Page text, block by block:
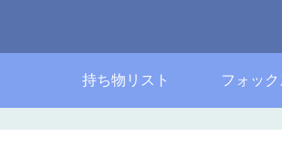
持ち物リスト フォッ